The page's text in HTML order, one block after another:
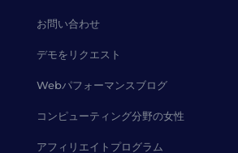
お問い合わせ
デモをリクエスト
Webパフォーマンスブログ
コンピューティング分野の女性
アフィリエイトプログラム